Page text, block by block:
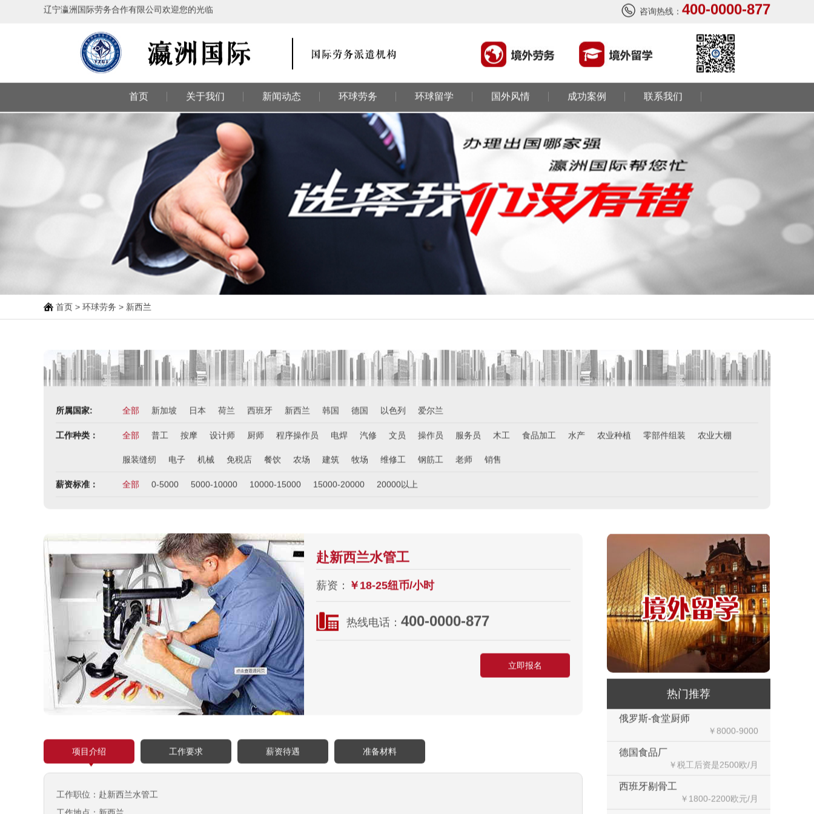
辽宁瀛洲国际劳务合作有限公司欢迎您的光临 咨询热线： 400-0000-877
首页 关于我们 新闻动态 环球劳务 环球留学 国外风情 成功案例 联系我们
首页 > 环球劳务 > 新西兰
所属国家: 全部 新加坡 日本 荷兰 西班牙 新西兰 韩国 德国 以色列 爱尔兰
工作种类： 全部 普工 按摩 设计师 厨师 程序操作员 电焊 汽修 文员 操作员 服务员 木工 食品加工 水产 农业种植 零部件组装 农业大棚
服装缝纫 电子 机械 免税店 餐饮 农场 建筑 牧场 维修工 钢筋工 老师 销售
薪资标准： 全部 0-5000 5000-10000 10000-15000 15000-20000 20000以上
赴新西兰水管工
薪资： ￥18-25纽币/小时
热线电话： 400-0000-877
立即报名
项目介绍 工作要求 薪资待遇 准备材料
工作职位：赴新西兰水管工
热门推荐
西班牙肉食品加工厂
￥1800-2200欧元/月
￥月薪2100欧元
荷兰-中餐厨师
￥税后月薪2100欧
韩国-烤鸭师傅
20000）
￥12000-14000
俄罗斯-帮厨
￥8000起-9000
俄罗斯-混凝土工
￥500元/天
俄罗斯-瓷砖工
￥500元/天
俄罗斯-钢筋工
￥500元/天
俄罗斯-食堂厨师
￥8000-9000
西班牙剔骨工
厨师、帮厨（夫妻工）